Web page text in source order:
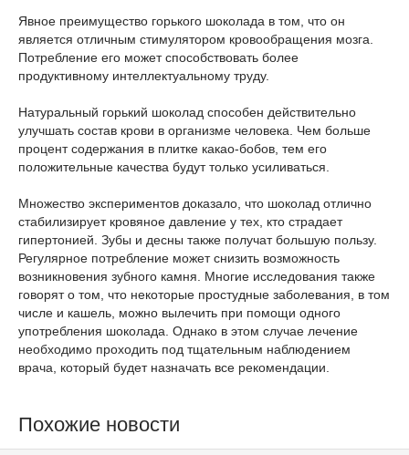
Явное преимущество горького шоколада в том, что он
является отличным стимулятором кровообращения мозга.
Потребление его может способствовать более
продуктивному интеллектуальному труду.
Натуральный горький шоколад способен действительно
улучшать состав крови в организме человека. Чем больше
процент содержания в плитке какао-бобов, тем его
положительные качества будут только усиливаться.
Множество экспериментов доказало, что шоколад отлично
стабилизирует кровяное давление у тех, кто страдает
гипертонией. Зубы и десны также получат большую пользу.
Регулярное потребление может снизить возможность
возникновения зубного камня. Многие исследования также
говорят о том, что некоторые простудные заболевания, в том
числе и кашель, можно вылечить при помощи одного
употребления шоколада. Однако в этом случае лечение
необходимо проходить под тщательным наблюдением
врача, который будет назначать все рекомендации.
Похожие новости